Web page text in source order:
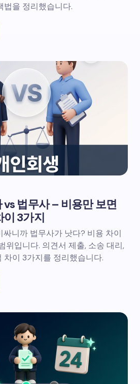
법을 정리했습니다.
법무사 – 비용만 보면
이 3가지
싸니까 법무사가 낫다? 비용 차이
위입니다. 의견서 제출, 소송 대리,
차이 3가지를 정리했습니다.